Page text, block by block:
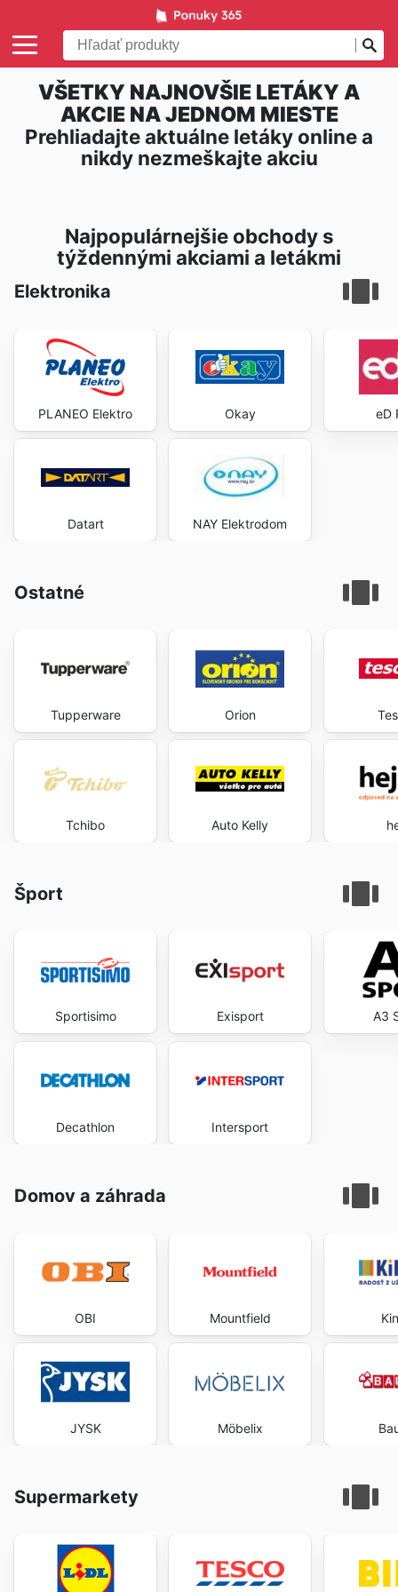
VŠETKY NAJNOVŠIE LETÁKY A
AKCIE NA JEDNOM MIESTE
Prehliadajte aktuálne letáky online a
nikdy nezmeškajte akciu
Najpopulárnejšie obchody s
týždennými akciami a letákmi
Elektronika
PLANEO Elektro
Datart
Okay
NAY Elektrodom
eD
Ostatné
Tupperware
Tchibo
Orion
Auto Kelly
Šport
Sportisimo
Decathlon
Exisport
Intersport
A3
Domov a záhrada
OBI
JYSK
Mountfield
Möbelix
Supermarkety